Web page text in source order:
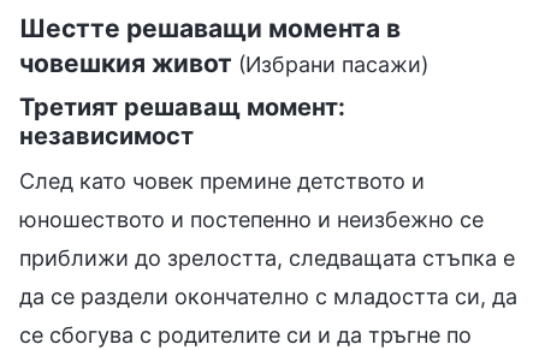
Шестте решаващи момента в
човешкия живот (Избрани пасажи)
Третият решаващ момент:
независимост
След като човек премине детството и
юношеството и постепенно и неизбежно се
приближи до зрелостта, следващата стъпка е
да се раздели окончателно с младостта си, да
се сбогува с родителите си и да тръгне по